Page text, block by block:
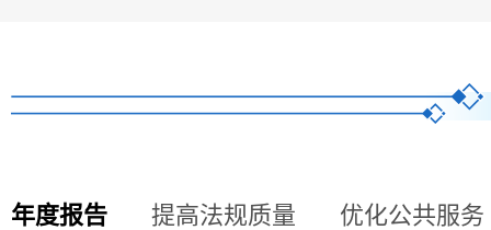
年度报告 提高法规质量 优化公共服务